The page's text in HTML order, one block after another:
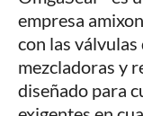
empresa amixon
con las
mezcladoras y
diseñado para